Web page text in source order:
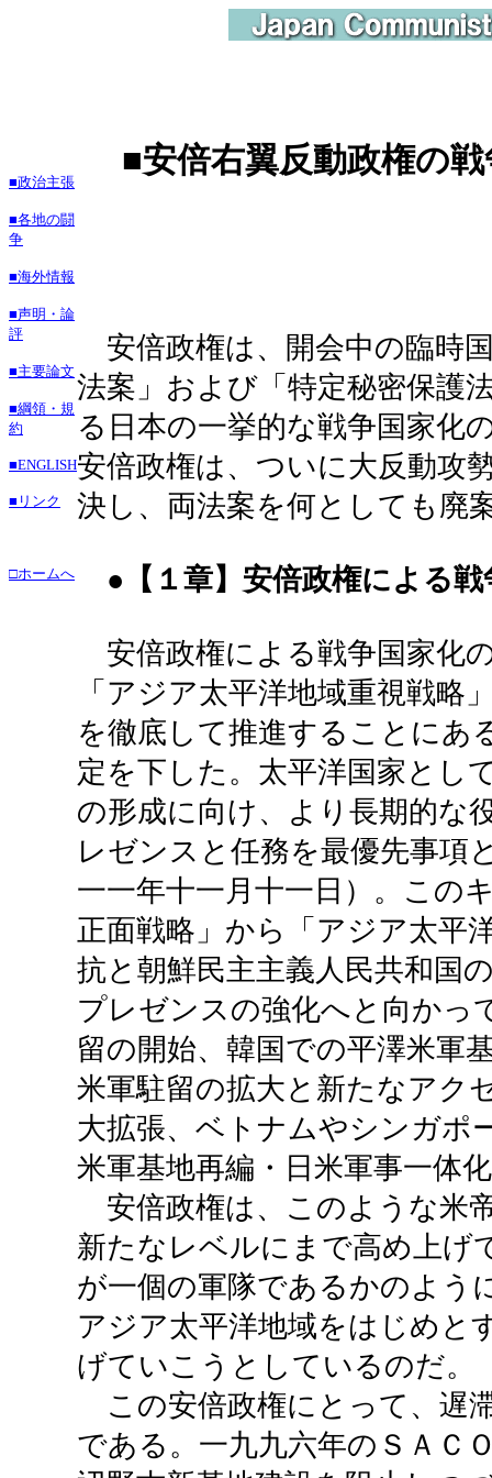
■政治主張
■各地の闘
争
■海外情報
■声明・論
評
■主要論文
■綱領・規
約
■ENGLISH
■リンク
□ホームへ
■安倍右翼反動政権の
安倍政権は、開会中の臨時
法案」および「特定秘密保護
る日本の一挙的な戦争国家化
安倍政権は、ついに大反動攻
決し、両法案を何としても廃
●【１章】安倍政権による
安倍政権による戦争国家化
「アジア太平洋地域重視戦略
を徹底して推進することにあ
定を下した。太平洋国家とし
の形成に向け、より長期的
レゼンスと任務を最優先事項
一一年十一月十一日）。この
正面戦略」から「アジア太平
抗と朝鮮民主主義人民共和国
プレゼンスの強化へと向かっ
留の開始、韓国での平澤米軍
米軍駐留の拡大と新たなアク
大拡張、ベトナムやシンガポ
米軍基地再編・日米軍事一体
安倍政権は、このような米
新たなレベルにまで高め上げ
が一個の軍隊であるかのよう
アジア太平洋地域をはじめと
げていこうとしているのだ。
この安倍政権にとって、遅
である。一九九六年のＳＡＣ